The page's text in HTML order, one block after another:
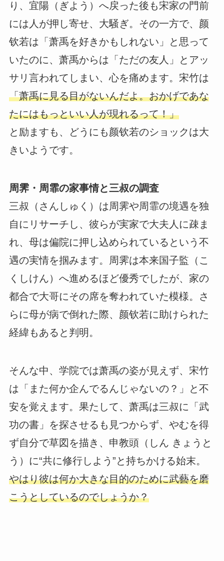
り、宜陽（ぎよう）へ戻った後も宋家の門前
には人が押し寄せ、大騒ぎ。その一方で、颜
钦若は「萧禹を好きかもしれない」と思って
いたのに、萧禹からは「ただの友人」とアッ
サリ言われてしまい、心を痛めます。宋竹は
「萧禹に見る目がないんだよ。おかげであな
たにはもっといい人が現れるって！」
と励ますも、どうにも颜钦若のショックは大
きいようです。
周霁・周霏の家事情と三叔の調査
三叔（さんしゅく）は周霁や周霏の境遇を独
自にリサーチし、彼らが実家で大夫人に疎ま
れ、母は偏院に押し込められているという不
遇の実情を掴みます。周霁は本来国子監（こ
くしけん）へ進めるほど優秀でしたが、家の
都合で大哥にその席を奪われていた模様。さ
らに母が病で倒れた際、颜钦若に助けられた
経緯もあると判明。
そんな中、学院では萧禹の姿が見えず、宋竹
は「また何か企んでるんじゃないの？」と不
安を覚えます。果たして、萧禹は三叔に「武
功の書」を探させるも見つからず、やむを得
ず自分で草図を描き、申教頭（しん きょうと
う）に“共に修行しよう”と持ちかける始末。
やはり彼は何か大きな目的のために武藝を磨
こうとしているのでしょうか？